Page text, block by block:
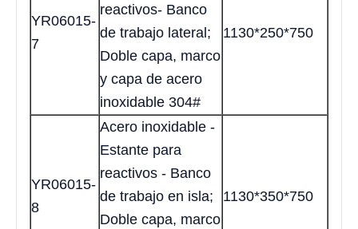
YR06015-
7
reactivos- Banco
de trabajo lateral;
Doble capa, marco
y capa de acero
inoxidable 304#
1130*250*750
YR06015-
8
Acero inoxidable -
Estante para
reactivos - Banco
de trabajo en isla;
Doble capa, marco
1130*350*750